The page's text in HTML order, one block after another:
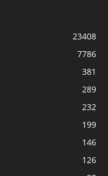
23408
7786
381
289
232
199
146
126